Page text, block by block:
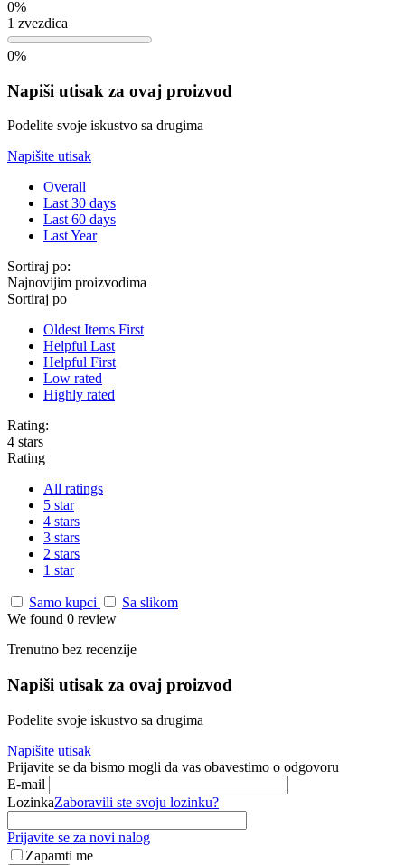
0%
1 zvezdica
0%
Napiši utisak za ovaj proizvod
Podelite svoje iskustvo sa drugima
Napišite utisak
Overall
Last 30 days
Last 60 days
Last Year
Sortiraj po:
Najnovijim proizvodima
Sortiraj po
Oldest Items First
Helpful Last
Helpful First
Low rated
Highly rated
Rating:
4 stars
Rating
All ratings
5 star
4 stars
3 stars
2 stars
1 star
Samo kupci
Sa slikom
We found 0 review
Trenutno bez recenzije
Napiši utisak za ovaj proizvod
Podelite svoje iskustvo sa drugima
Napišite utisak
Prijavite se da bismo mogli da vas obavestimo o odgovoru
E-mail
LozinkaZaboravili ste svoju lozinku?
Prijavite se za novi nalog
Zapamti me